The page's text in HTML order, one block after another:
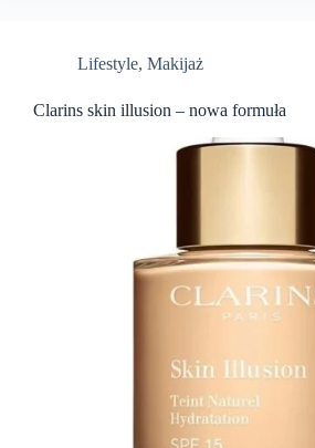
Lifestyle, Makijaż
Clarins skin illusion – nowa formuła